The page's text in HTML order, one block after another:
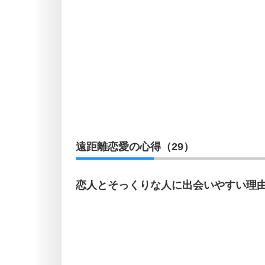
遠距離恋愛の心得（29）
恋人とそっくりな人に出会いやすい理